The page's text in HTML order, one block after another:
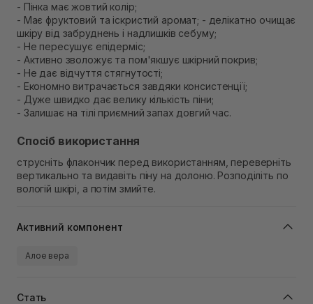
- Пінка має жовтий колір;
- Має фруктовий та іскристий аромат; - делікатно очищає
шкіру від забруднень і надлишків себуму;
- Не пересушує епідерміс;
- Активно зволожує та пом'якшує шкірний покрив;
- Не дає відчуття стягнутості;
- Економно витрачається завдяки консистенції;
- Дуже швидко дає велику кількість піни;
- Залишає на тілі приємний запах довгий час.
Спосіб використання
струсніть флакончик перед використанням, переверніть
вертикально та видавіть піну на долоню. Розподіліть по
вологій шкірі, а потім змийте.
Активний компонент
Алое вера
Стать